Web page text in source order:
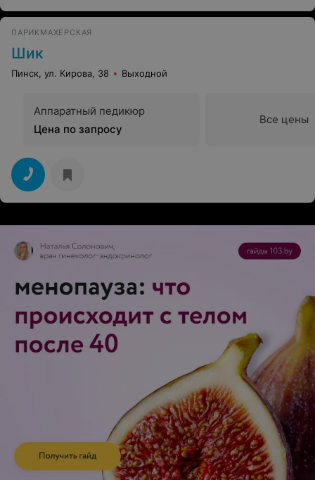
запомнила ее имя).Девочки,большое спасибо за ваш
ПАРИКМАХЕРСКАЯ
Шик
Пинск, ул. Кирова, 38 Выходной
Аппаратный педикюр
Цена по запросу
Все цены